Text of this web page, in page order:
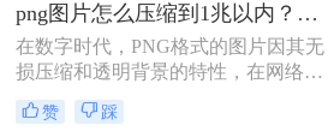
到限制，例如100KB。那么png怎么
压缩到100k以下免费呢？为了帮助您
解决这个问题，本文将介绍三种免费
且高效的PNG图片压缩方法，确保在
不影响图片质量的前提下，有效减小
png图片怎么压缩到1兆以内？教你二个高效的压缩方法！
在数字时代，PNG格式的图片因其无
损压缩和透明背景的特性，在网络传
播和设计中备受欢迎。然而，PNG图
片有时会因为文件过大而影响加载速
赞 踩